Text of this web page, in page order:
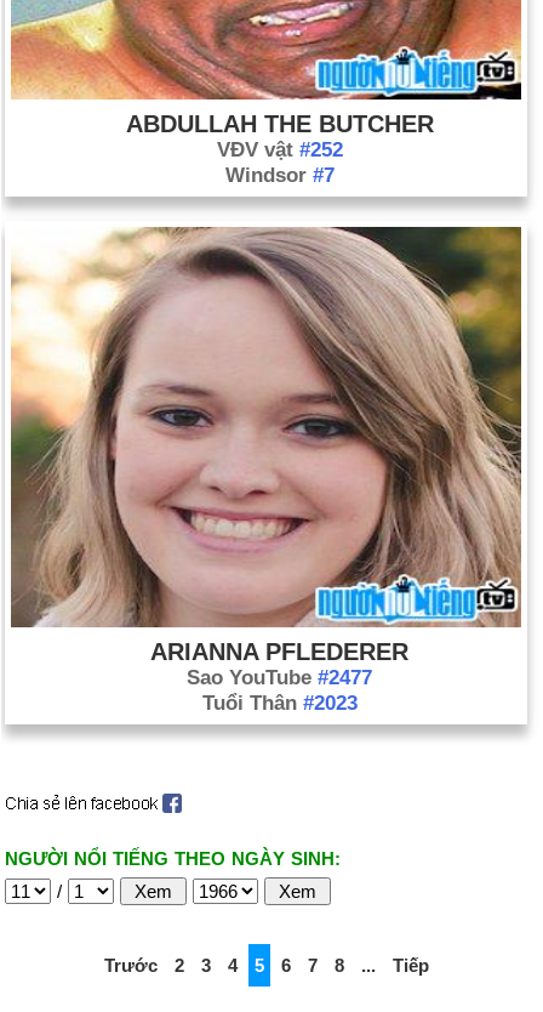
ABDULLAH THE BUTCHER
VĐV vật #252
Windsor #7
ARIANNA PFLEDERER
Sao YouTube #2477
Tuổi Thân #2023
NGƯỜI NỔI TIẾNG THEO NGÀY SINH:
/
Trước 2 3 4 5 6 7 8 ... Tiếp